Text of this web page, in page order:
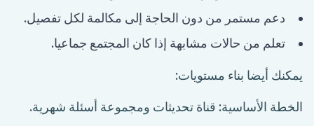
دعم مستمر من دون الحاجة إلى مكالمة لكل تفصيل.
تعلم من حالات مشابهة إذا كان المجتمع جماعيا.
يمكنك أيضا بناء مستويات:
الخطة الأساسية: قناة تحديثات ومجموعة أسئلة شهرية.